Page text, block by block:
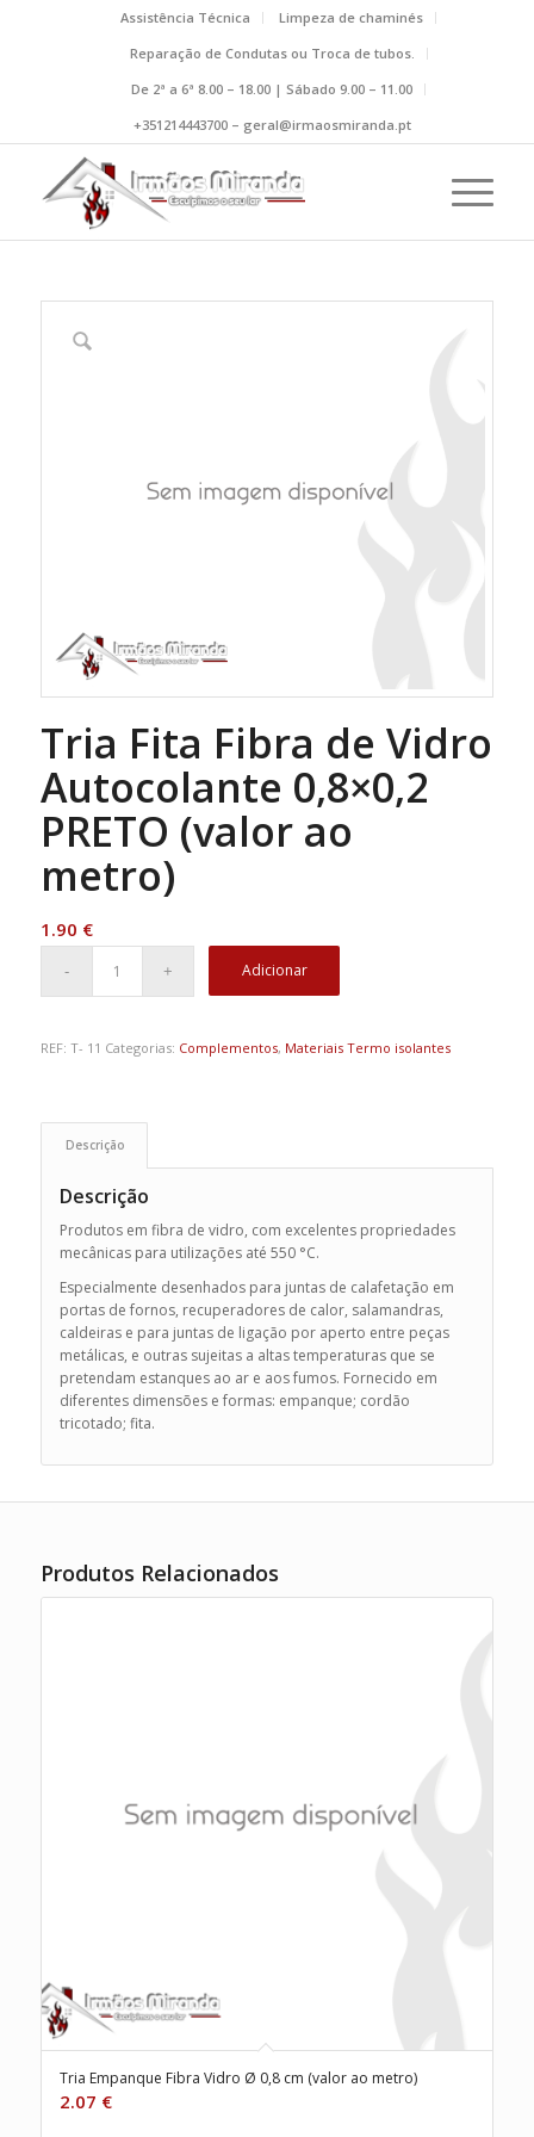
Assistência Técnica
Limpeza de chaminés
Reparação de Condutas ou Troca de tubos.
De 2ª a 6ª 8.00 – 18.00 | Sábado 9.00 – 11.00
+351214443700 – geral@irmaosmiranda.pt
Tria Fita Fibra de Vidro
Autocolante 0,8×0,2
PRETO (valor ao
metro)
1.90 €
Adicionar
REF: T- 11 Categorias: Complementos, Materiais Termo isolantes
Descrição
Descrição
Produtos em fibra de vidro, com excelentes propriedades
mecânicas para utilizações até 550 °C.
Especialmente desenhados para juntas de calafetação em
portas de fornos, recuperadores de calor, salamandras,
caldeiras e para juntas de ligação por aperto entre peças
metálicas, e outras sujeitas a altas temperaturas que se
pretendam estanques ao ar e aos fumos. Fornecido em
diferentes dimensões e formas: empanque; cordão
tricotado; fita.
Produtos Relacionados
Tria Empanque Fibra Vidro Ø 0,8 cm (valor ao metro)
2.07 €